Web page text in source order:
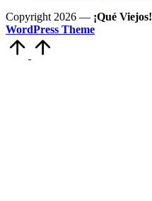
Copyright 2026 — ¡Qué Viejos!
WordPress Theme